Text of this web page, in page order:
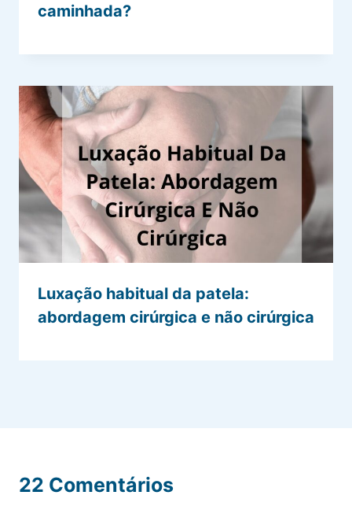
caminhada?
Luxação habitual da patela:
abordagem cirúrgica e não cirúrgica
22 Comentários